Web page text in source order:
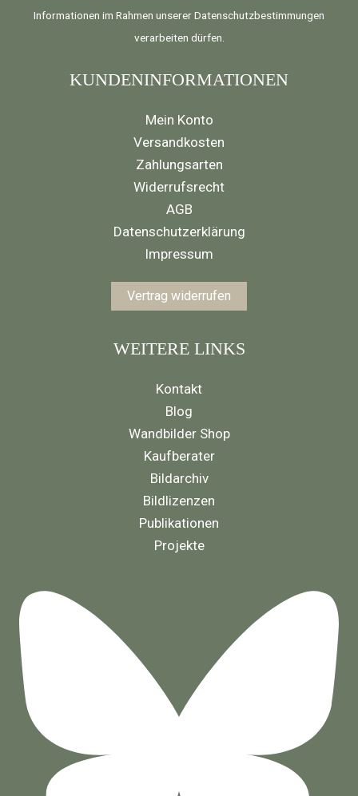
Informationen im Rahmen unsererDatenschutzbestimmungen
verarbeiten dürfen.
KUNDENINFORMATIONEN
Mein Konto
Versandkosten
Zahlungsarten
Widerrufsrecht
AGB
Datenschutzerklärung
Impressum
Vertrag widerrufen
WEITERE LINKS
Kontakt
Blog
Wandbilder Shop
Kaufberater
Bildarchiv
Bildlizenzen
Publikationen
Projekte